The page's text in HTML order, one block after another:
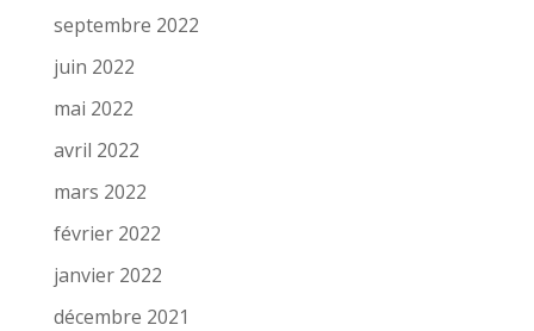
septembre 2022
juin 2022
mai 2022
avril 2022
mars 2022
février 2022
janvier 2022
décembre 2021